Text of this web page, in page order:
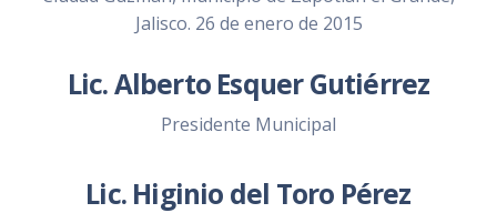
Jalisco. 26 de enero de 2015
Lic. Alberto Esquer Gutiérrez
Presidente Municipal
Lic. Higinio del Toro Pérez